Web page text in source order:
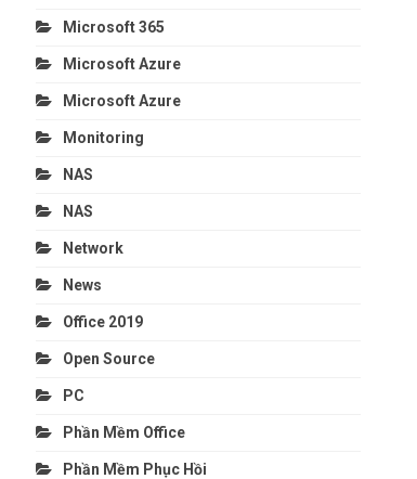
Microsoft 365
Microsoft Azure
Microsoft Azure
Monitoring
NAS
NAS
Network
News
Office 2019
Open Source
PC
Phần Mềm Office
Phần Mềm Phục Hồi